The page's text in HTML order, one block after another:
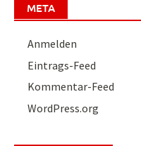
META
Anmelden
Eintrags-Feed
Kommentar-Feed
WordPress.org